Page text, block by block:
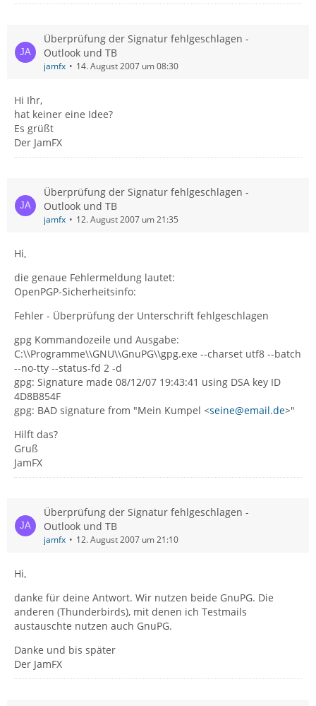
Überprüfung der Signatur fehlgeschlagen -
Outlook und TB
jamfx 14. August 2007 um 08:30
Hi Ihr,
hat keiner eine Idee?
Es grüßt
Der JamFX
Überprüfung der Signatur fehlgeschlagen -
Outlook und TB
jamfx 12. August 2007 um 21:35
Hi,
die genaue Fehlermeldung lautet:
OpenPGP-Sicherheitsinfo:
Fehler - Überprüfung der Unterschrift fehlgeschlagen
gpg Kommandozeile und Ausgabe:
C:\\Programme\\GNU\\GnuPG\\gpg.exe --charset utf8 --batch
--no-tty --status-fd 2 -d
gpg: Signature made 08/12/07 19:43:41 using DSA key ID
4D8B854F
gpg: BAD signature from "Mein Kumpel <seine@email.de>"
Hilft das?
Gruß
JamFX
Überprüfung der Signatur fehlgeschlagen -
Outlook und TB
jamfx 12. August 2007 um 21:10
Hi,
danke für deine Antwort. Wir nutzen beide GnuPG. Die
anderen (Thunderbirds), mit denen ich Testmails
austauschte nutzen auch GnuPG.
Danke und bis später
Der JamFX